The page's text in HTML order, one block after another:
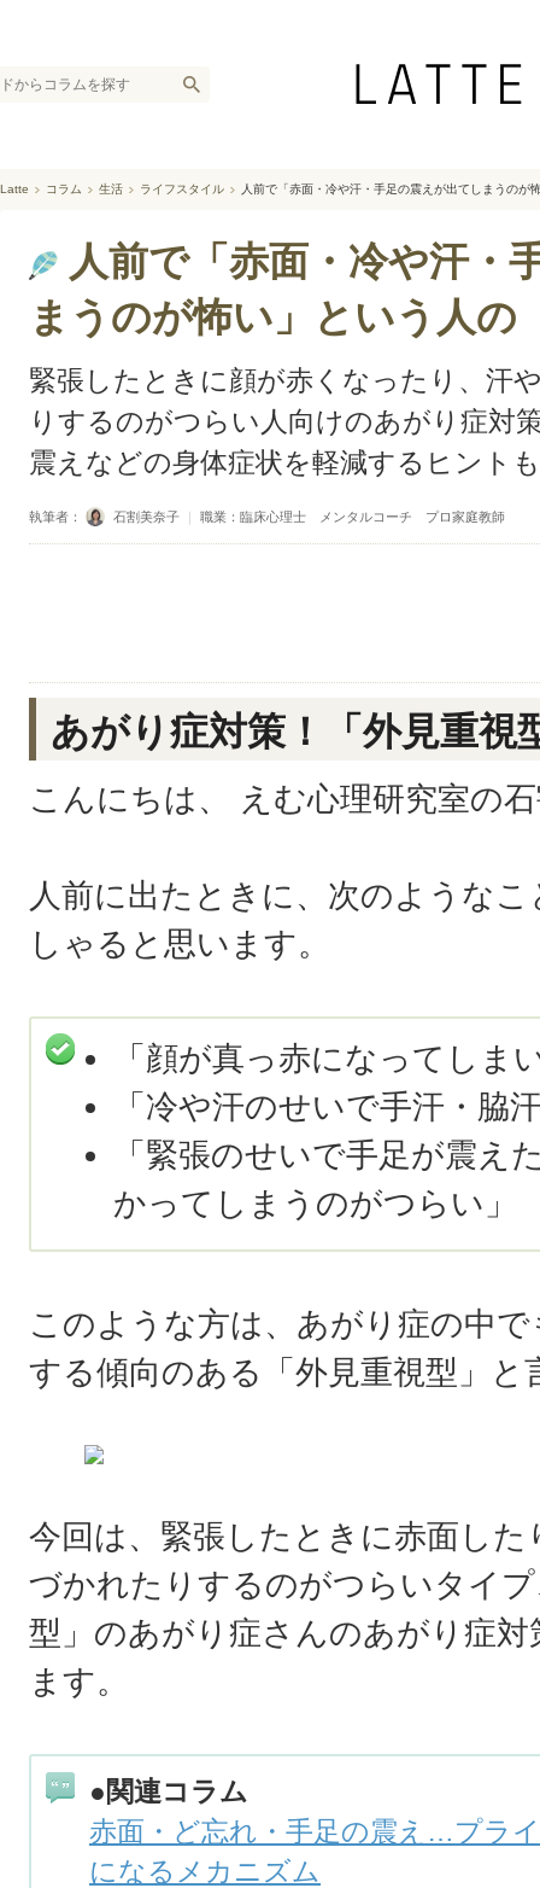
Latte コラム 生活 ライフスタイル 人前で「赤面・冷や汗・手足の震えが出てしまうのが
人前で「赤面・冷や汗・
まうのが怖い」という人の
緊張したときに顔が赤くなったり、汗
りするのがつらい人向けのあがり症対
震えなどの身体症状を軽減するヒント
執筆者： 石割美奈子 ｜ 職業：臨床心理士 メンタルコーチ プロ家庭教師
あがり症対策！「外見重視
こんにちは、 えむ心理研究室の
人前に出たときに、次のような
しゃると思います。
「顔が真っ赤になってしま
「冷や汗のせいで手汗・脇
「緊張のせいで手足が震え
かってしまうのがつらい」
このような方は、あがり症の中
する傾向のある「外見重視型」
今回は、緊張したときに赤面し
づかれたりするのがつらいタイ
型」のあがり症さんのあがり症
ます。
●関連コラム
赤面・ど忘れ・手足の震え…プラ
になるメカニズム